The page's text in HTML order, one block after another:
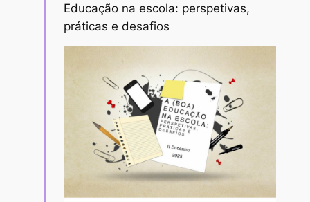
Educação na escola: perspetivas,
práticas e desafios